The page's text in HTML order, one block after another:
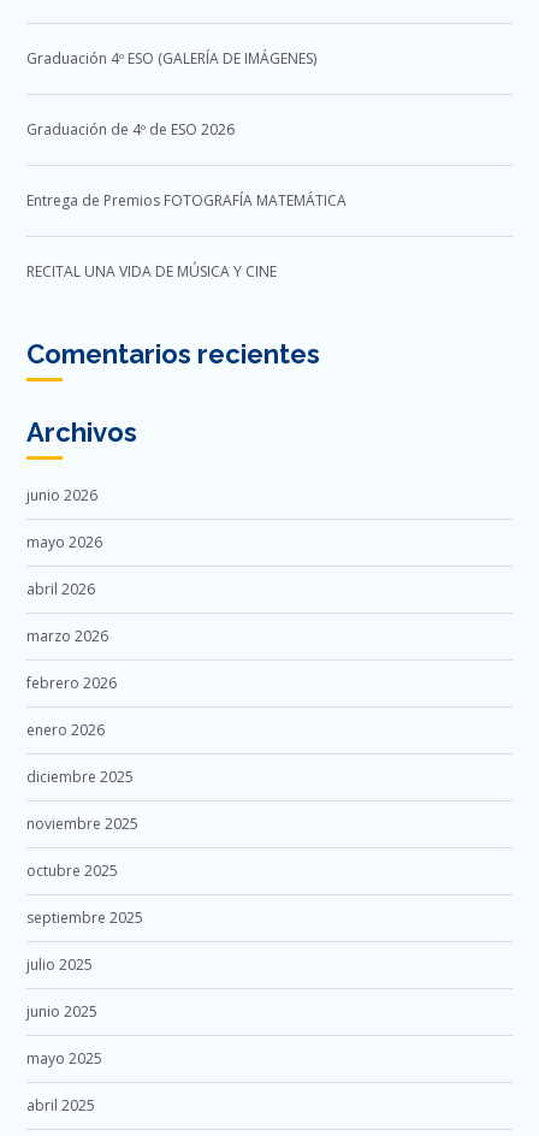
Graduación 4º ESO (GALERÍA DE IMÁGENES)
Graduación de 4º de ESO 2026
Entrega de Premios FOTOGRAFÍA MATEMÁTICA
RECITAL UNA VIDA DE MÚSICA Y CINE
Comentarios recientes
Archivos
junio 2026
mayo 2026
abril 2026
marzo 2026
febrero 2026
enero 2026
diciembre 2025
noviembre 2025
octubre 2025
septiembre 2025
julio 2025
junio 2025
mayo 2025
abril 2025